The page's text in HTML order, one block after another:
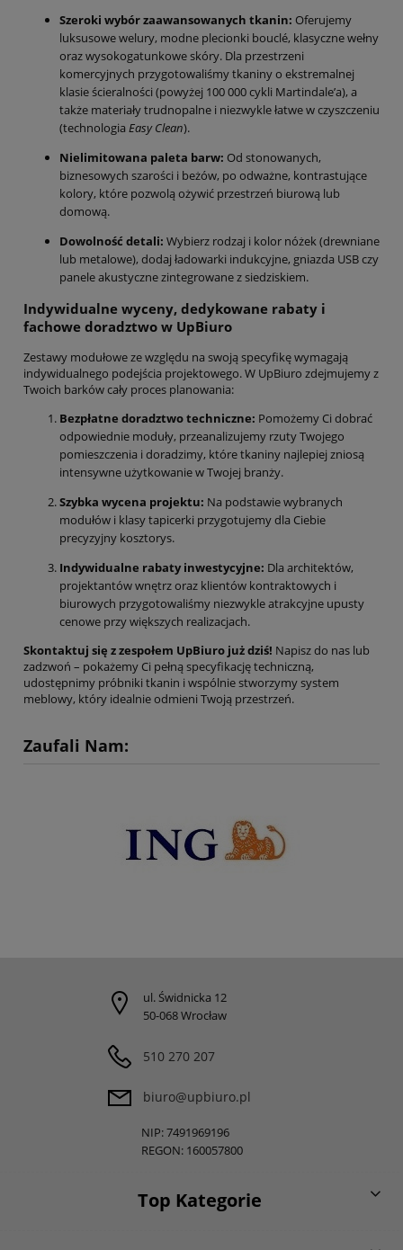
Szeroki wybór zaawansowanych tkanin: Oferujemy
luksusowe welury, modne plecionki bouclé, klasyczne wełny
oraz wysokogatunkowe skóry. Dla przestrzeni
komercyjnych przygotowaliśmy tkaniny o ekstremalnej
klasie ścieralności (powyżej 100 000 cykli Martindale’a), a
także materiały trudnopalne i niezwykle łatwe w czyszczeniu
(technologia Easy Clean).
Nielimitowana paleta barw: Od stonowanych,
biznesowych szarości i beżów, po odważne, kontrastujące
kolory, które pozwolą ożywić przestrzeń biurową lub
domową.
Dowolność detali: Wybierz rodzaj i kolor nóżek (drewniane
lub metalowe), dodaj ładowarki indukcyjne, gniazda USB czy
panele akustyczne zintegrowane z siedziskiem.
Indywidualne wyceny, dedykowane rabaty i
fachowe doradztwo w UpBiuro
Zestawy modułowe ze względu na swoją specyfikę wymagają
indywidualnego podejścia projektowego. W UpBiuro zdejmujemy z
Twoich barków cały proces planowania:
Bezpłatne doradztwo techniczne: Pomożemy Ci dobrać
odpowiednie moduły, przeanalizujemy rzuty Twojego
pomieszczenia i doradzimy, które tkaniny najlepiej zniosą
intensywne użytkowanie w Twojej branży.
Szybka wycena projektu: Na podstawie wybranych
modułów i klasy tapicerki przygotujemy dla Ciebie
precyzyjny kosztorys.
Indywidualne rabaty inwestycyjne: Dla architektów,
projektantów wnętrz oraz klientów kontraktowych i
biurowych przygotowaliśmy niezwykle atrakcyjne upusty
cenowe przy większych realizacjach.
Skontaktuj się z zespołem UpBiuro już dziś! Napisz do nas lub
zadzwoń – pokażemy Ci pełną specyfikację techniczną,
udostępnimy próbniki tkanin i wspólnie stworzymy system
meblowy, który idealnie odmieni Twoją przestrzeń.
Zaufali Nam:
ul. Świdnicka 12
50-068 Wrocław
510 270 207
biuro@upbiuro.pl
NIP: 7491969196
REGON: 160057800
Top Kategorie